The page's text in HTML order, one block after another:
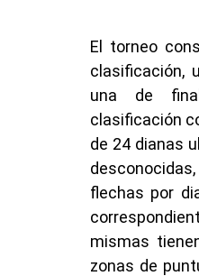
El torneo
clasificación,
una de
clasificación
de 24 dianas
flechas por
mismas
zonas de